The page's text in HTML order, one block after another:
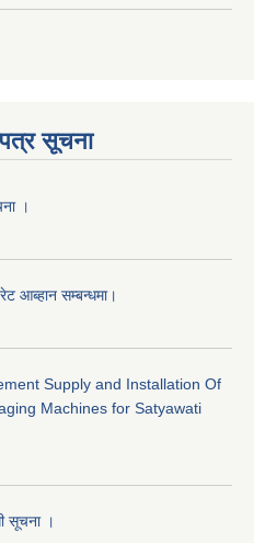
सूचना
।
आब्हान सम्बन्धमा।
Supply and Installation Of
Machines for Satyawati
सूचना ।